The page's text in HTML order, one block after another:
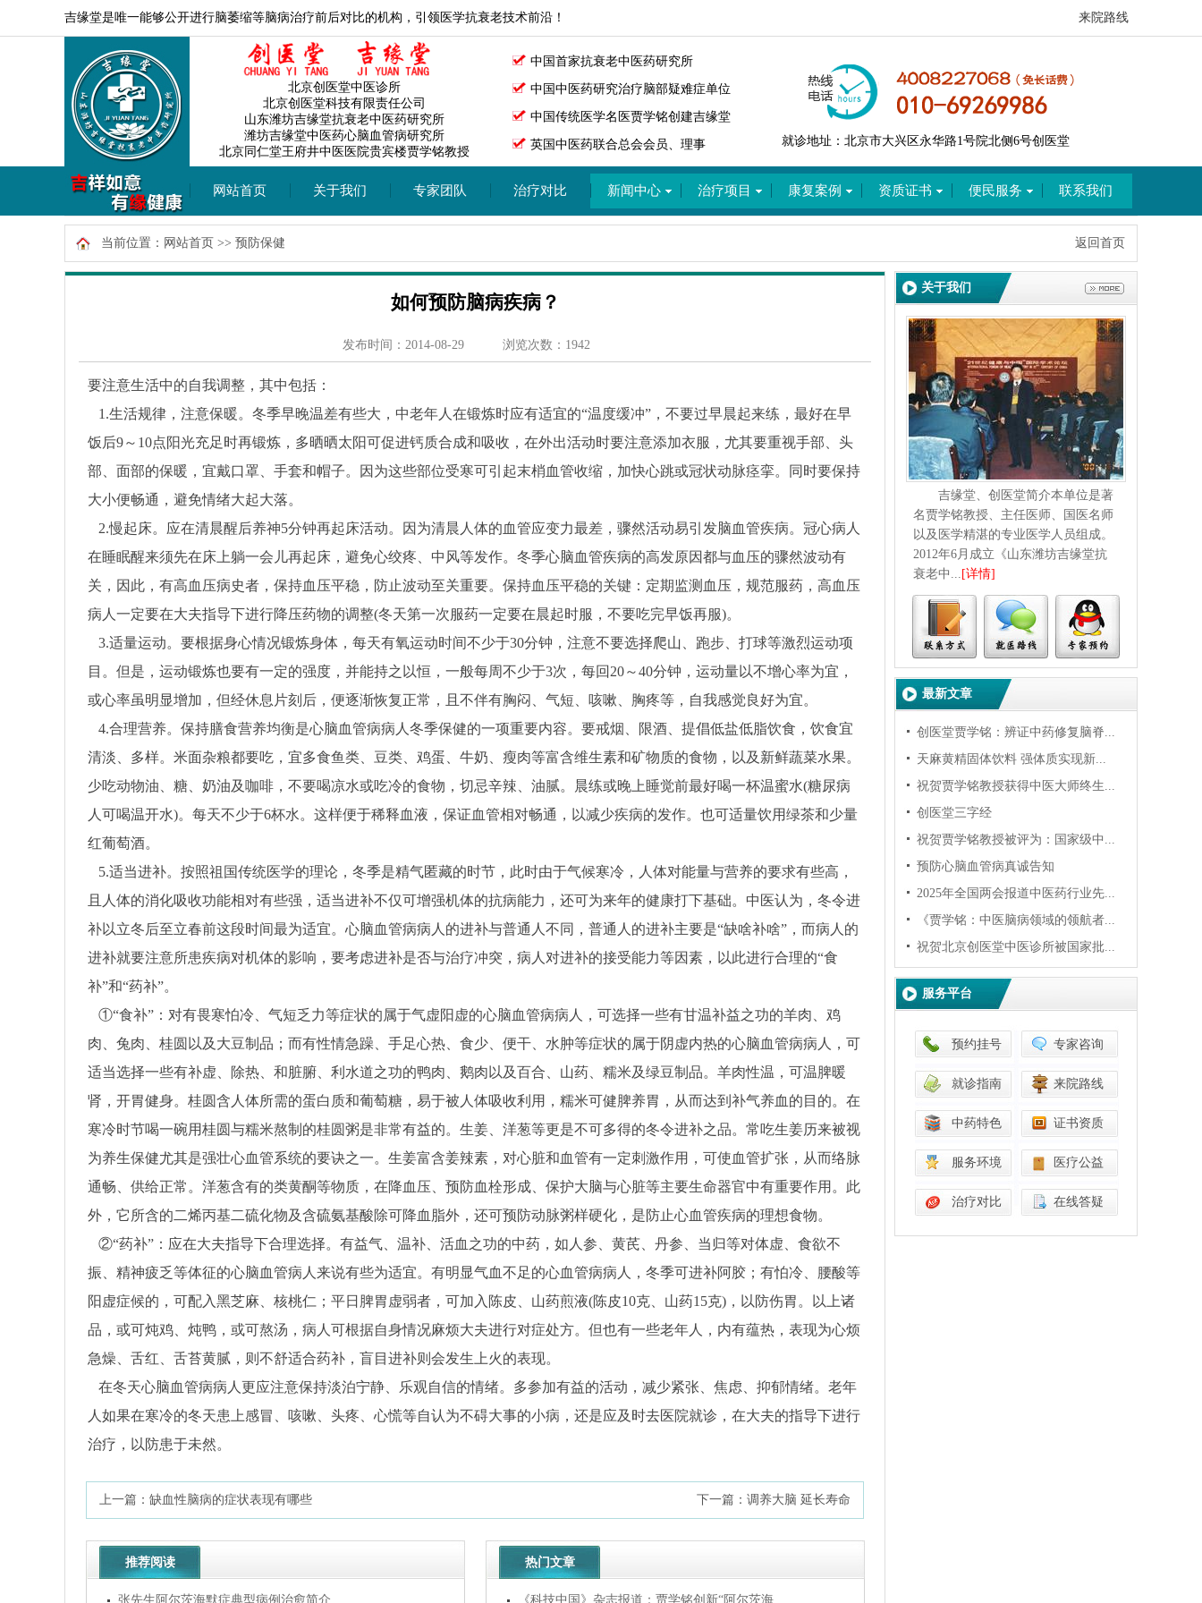
吉缘堂是唯一能够公开进行脑萎缩等脑病治疗前后对比的机构，引领医学抗衰老技术前沿！ 来院路线
北京创医堂中医诊所
北京创医堂科技有限责任公司
山东潍坊吉缘堂抗衰老中医药研究所
潍坊吉缘堂中医药心脑血管病研究所
北京同仁堂王府井中医医院贵宾楼贾学铭教授
中国首家抗衰老中医药研究所
中国中医药研究治疗脑部疑难症单位
中国传统医学名医贾学铭创建吉缘堂
英国中医药联合总会会员、理事 就诊地址：北京市大兴区永华路1号院北侧6号创医堂
网站首页 关于我们 专家团队 治疗对比 新闻中心 治疗项目 康复案例 资质证书 便民服务 联系我们
当前位置： 网站首页 >> 预防保健 返回首页
如何预防脑病疾病？
发布时间：2014-08-29 浏览次数：1942
要注意生活中的自我调整，其中包括：
1.生活规律，注意保暖。冬季早晚温差有些大，中老年人在锻炼时应有适宜的“温度缓冲”，不要过早晨起来练，最好在早
饭后9～10点阳光充足时再锻炼，多晒晒太阳可促进钙质合成和吸收，在外出活动时要注意添加衣服，尤其要重视手部、头
部、面部的保暖，宜戴口罩、手套和帽子。因为这些部位受寒可引起末梢血管收缩，加快心跳或冠状动脉痉挛。同时要保持
大小便畅通，避免情绪大起大落。
2.慢起床。应在清晨醒后养神5分钟再起床活动。因为清晨人体的血管应变力最差，骤然活动易引发脑血管疾病。冠心病人
在睡眠醒来须先在床上躺一会儿再起床，避免心绞疼、中风等发作。冬季心脑血管疾病的高发原因都与血压的骤然波动有
关，因此，有高血压病史者，保持血压平稳，防止波动至关重要。保持血压平稳的关键：定期监测血压，规范服药，高血压
病人一定要在大夫指导下进行降压药物的调整(冬天第一次服药一定要在晨起时服，不要吃完早饭再服)。
3.适量运动。要根据身心情况锻炼身体，每天有氧运动时间不少于30分钟，注意不要选择爬山、跑步、打球等激烈运动项
目。但是，运动锻炼也要有一定的强度，并能持之以恒，一般每周不少于3次，每回20～40分钟，运动量以不增心率为宜，
或心率虽明显增加，但经休息片刻后，便逐渐恢复正常，且不伴有胸闷、气短、咳嗽、胸疼等，自我感觉良好为宜。
4.合理营养。保持膳食营养均衡是心脑血管病病人冬季保健的一项重要内容。要戒烟、限酒、提倡低盐低脂饮食，饮食宜
清淡、多样。米面杂粮都要吃，宜多食鱼类、豆类、鸡蛋、牛奶、瘦肉等富含维生素和矿物质的食物，以及新鲜蔬菜水果。
少吃动物油、糖、奶油及咖啡，不要喝凉水或吃冷的食物，切忌辛辣、油腻。晨练或晚上睡觉前最好喝一杯温蜜水(糖尿病
人可喝温开水)。每天不少于6杯水。这样便于稀释血液，保证血管相对畅通，以减少疾病的发作。也可适量饮用绿茶和少量
红葡萄酒。
5.适当进补。按照祖国传统医学的理论，冬季是精气匿藏的时节，此时由于气候寒冷，人体对能量与营养的要求有些高，
且人体的消化吸收功能相对有些强，适当进补不仅可增强机体的抗病能力，还可为来年的健康打下基础。中医认为，冬令进
补以立冬后至立春前这段时间最为适宜。心脑血管病病人的进补与普通人不同，普通人的进补主要是“缺啥补啥”，而病人的
进补就要注意所患疾病对机体的影响，要考虑进补是否与治疗冲突，病人对进补的接受能力等因素，以此进行合理的“食
补”和“药补”。
①“食补”：对有畏寒怕冷、气短乏力等症状的属于气虚阳虚的心脑血管病病人，可选择一些有甘温补益之功的羊肉、鸡
肉、兔肉、桂圆以及大豆制品；而有性情急躁、手足心热、食少、便干、水肿等症状的属于阴虚内热的心脑血管病病人，可
适当选择一些有补虚、除热、和脏腑、利水道之功的鸭肉、鹅肉以及百合、山药、糯米及绿豆制品。羊肉性温，可温脾暖
肾，开胃健身。桂圆含人体所需的蛋白质和葡萄糖，易于被人体吸收利用，糯米可健脾养胃，从而达到补气养血的目的。在
寒冷时节喝一碗用桂圆与糯米熬制的桂圆粥是非常有益的。生姜、洋葱等更是不可多得的冬令进补之品。常吃生姜历来被视
为养生保健尤其是强壮心血管系统的要诀之一。生姜富含姜辣素，对心脏和血管有一定刺激作用，可使血管扩张，从而络脉
通畅、供给正常。洋葱含有的类黄酮等物质，在降血压、预防血栓形成、保护大脑与心脏等主要生命器官中有重要作用。此
外，它所含的二烯丙基二硫化物及含硫氨基酸除可降血脂外，还可预防动脉粥样硬化，是防止心血管疾病的理想食物。
②“药补”：应在大夫指导下合理选择。有益气、温补、活血之功的中药，如人参、黄芪、丹参、当归等对体虚、食欲不
振、精神疲乏等体征的心脑血管病人来说有些为适宜。有明显气血不足的心血管病病人，冬季可进补阿胶；有怕冷、腰酸等
阳虚症候的，可配入黑芝麻、核桃仁；平日脾胃虚弱者，可加入陈皮、山药煎液(陈皮10克、山药15克)，以防伤胃。以上诸
品，或可炖鸡、炖鸭，或可熬汤，病人可根据自身情况麻烦大夫进行对症处方。但也有一些老年人，内有蕴热，表现为心烦
急燥、舌红、舌苔黄腻，则不舒适合药补，盲目进补则会发生上火的表现。
在冬天心脑血管病病人更应注意保持淡泊宁静、乐观自信的情绪。多参加有益的活动，减少紧张、焦虑、抑郁情绪。老年
人如果在寒冷的冬天患上感冒、咳嗽、头疼、心慌等自认为不碍大事的小病，还是应及时去医院就诊，在大夫的指导下进行
治疗，以防患于未然。
上一篇： 缺血性脑病的症状表现有哪些 下一篇： 调养大脑 延长寿命
推荐阅读
张先生阿尔茨海默症典型病例治愈简介
热门文章
《科技中国》杂志报道：贾学铭创新“阿尔茨海...
关于我们
吉缘堂、创医堂简介本单位是著
名贾学铭教授、主任医师、国医名师
以及医学精湛的专业医学人员组成。
2012年6月成立《山东潍坊吉缘堂抗
衰老中... [详情]
最新文章
创医堂贾学铭：辨证中药修复脑脊...
天麻黄精固体饮料 强体质实现新...
祝贺贾学铭教授获得中医大师终生...
创医堂三字经
祝贺贾学铭教授被评为：国家级中...
预防心脑血管病真诚告知
2025年全国两会报道中医药行业先...
《贾学铭：中医脑病领域的领航者...
祝贺北京创医堂中医诊所被国家批...
服务平台
预约挂号 专家咨询
就诊指南 来院路线
中药特色 证书资质
服务环境 医疗公益
治疗对比 在线答疑